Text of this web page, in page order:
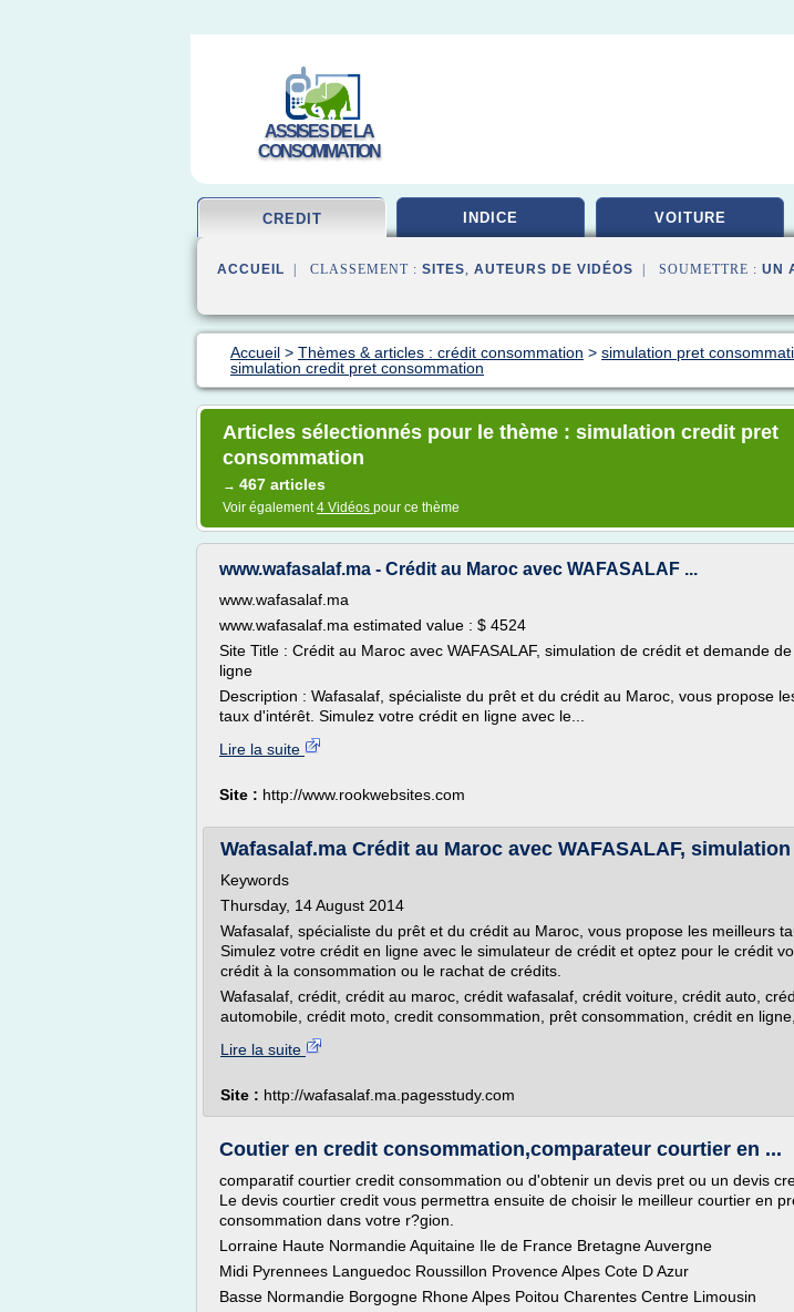
ASSISES DE LA
CONSOMMATION
CREDIT INDICE VOITURE
ACCUEIL | CLASSEMENT : SITES, AUTEURS DE VIDÉOS | SOUMETTRE : UN
Accueil > Thèmes & articles : crédit consommation > simulation pret
simulation credit pret consommation
Articles sélectionnés pour le thème : simulation credit pret
consommation
→ 467 articles
Voir également4 Vidéos pour ce thème
www.wafasalaf.ma - Crédit au Maroc avec WAFASALAF ...
www.wafasalaf.ma
www.wafasalaf.ma estimated value : $ 4524
Site Title : Crédit au Maroc avec WAFASALAF, simulation de crédit et demande
ligne
Description : Wafasalaf, spécialiste du prêt et du crédit au Maroc, vous propose
taux d'intérêt. Simulez votre crédit en ligne avec le...
Lire la suite
Site : http://www.rookwebsites.com
Wafasalaf.ma Crédit au Maroc avec WAFASALAF, simulation
Keywords
Thursday, 14 August 2014
Wafasalaf, spécialiste du prêt et du crédit au Maroc, vous propose les meilleurs
Simulez votre crédit en ligne avec le simulateur de crédit et optez pour le crédit
crédit à la consommation ou le rachat de crédits.
Wafasalaf, crédit, crédit au maroc, crédit wafasalaf, crédit voiture, crédit auto,
automobile, crédit moto, credit consommation, prêt consommation, crédit en ligne,
Lire la suite
Site : http://wafasalaf.ma.pagesstudy.com
Coutier en credit consommation,comparateur courtier en ...
comparatif courtier credit consommation ou d'obtenir un devis pret ou un devis
Le devis courtier credit vous permettra ensuite de choisir le meilleur courtier en
consommation dans votre r?gion.
Lorraine Haute Normandie Aquitaine Ile de France Bretagne Auvergne
Midi Pyrennees Languedoc Roussillon Provence Alpes Cote D Azur
Basse Normandie Borgogne Rhone Alpes Poitou Charentes Centre Limousin